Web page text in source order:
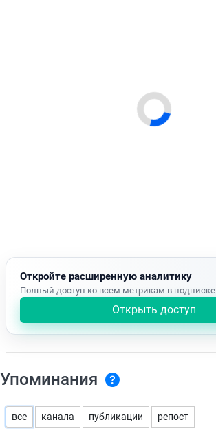
Откройте расширенную аналитику
Полный доступ ко всем метрикам в
Открыть доступ
Упоминания
все канала публикации репост